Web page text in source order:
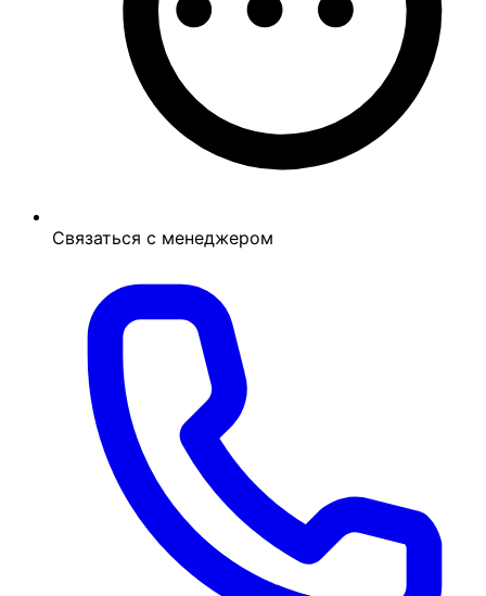
Связаться с менеджером